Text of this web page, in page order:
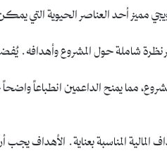
مميز أحد العناصر الحيوية
نظرة شاملة حول المشروع وأهدافه.
مما يمنح الداعمين انطباعاً
المالية المناسبة بعناية.